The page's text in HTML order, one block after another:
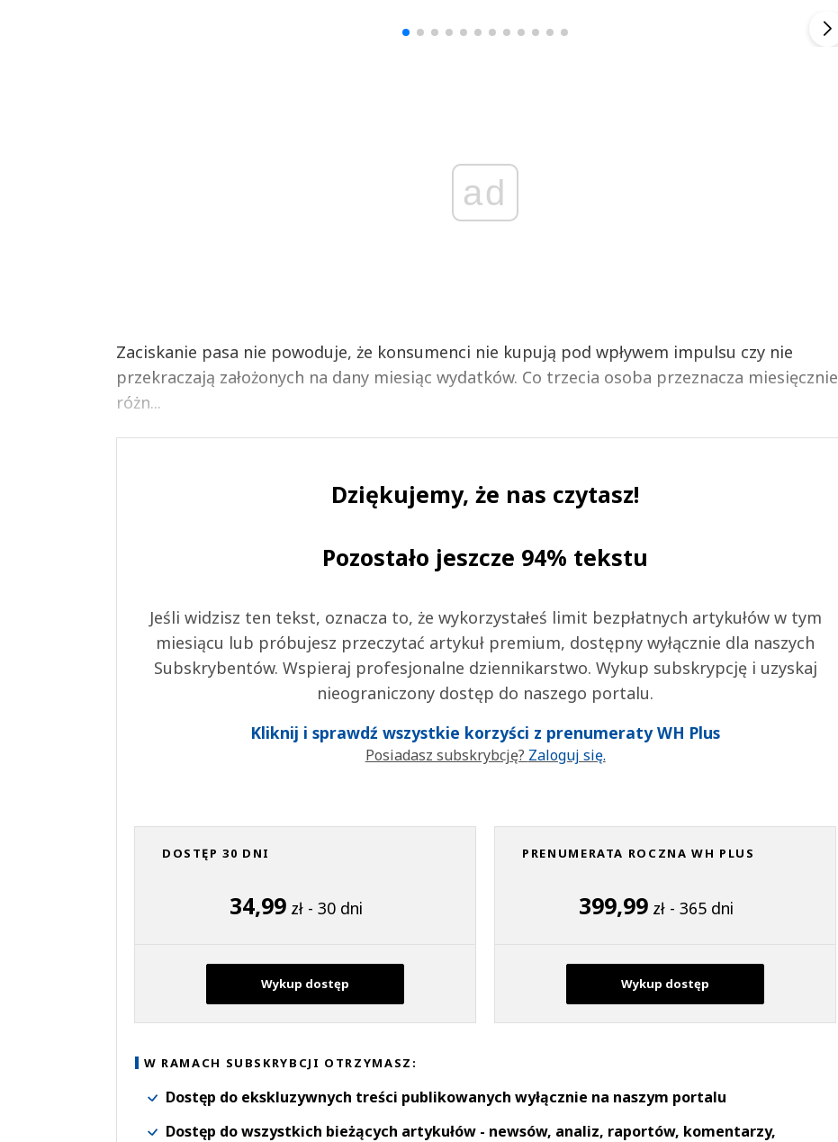
ad
Zaciskanie pasa nie powoduje, że konsumenci nie kupują pod wpływem impulsu czy nie
przekraczają założonych na dany miesiąc wydatków. Co trzecia osoba przeznacza miesięcznie
różn...
Dziękujemy, że nas czytasz!
Pozostało jeszcze 94% tekstu
Jeśli widzisz ten tekst, oznacza to, że wykorzystałeś limit bezpłatnych artykułów w tym
miesiącu lub próbujesz przeczytać artykuł premium, dostępny wyłącznie dla naszych
Subskrybentów. Wspieraj profesjonalne dziennikarstwo. Wykup subskrypcję i uzyskaj
nieograniczony dostęp do naszego portalu.
Kliknij i sprawdź wszystkie korzyści z prenumeraty WH Plus
Posiadasz subskrybcję? Zaloguj się.
DOSTĘP 30 DNI
34,99 zł - 30 dni
Wykup dostęp
PRENUMERATA ROCZNA WH PLUS
399,99 zł - 365 dni
Wykup dostęp
W RAMACH SUBSKRYBCJI OTRZYMASZ:
Dostęp do ekskluzywnych treści publikowanych wyłącznie na naszym portalu
Dostęp do wszystkich bieżących artykułów - newsów, analiz, raportów, komentarzy,